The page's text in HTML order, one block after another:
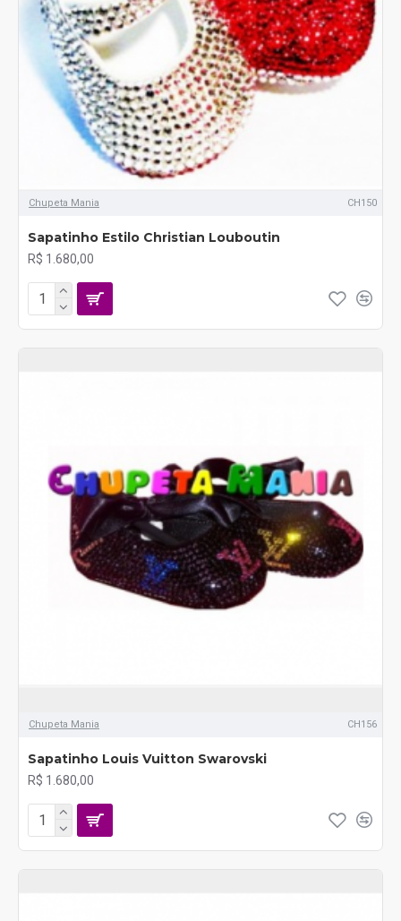
Chupeta Mania CH150
Sapatinho Estilo Christian Louboutin
R$ 1.680,00
Chupeta Mania CH156
Sapatinho Louis Vuitton Swarovski
R$ 1.680,00